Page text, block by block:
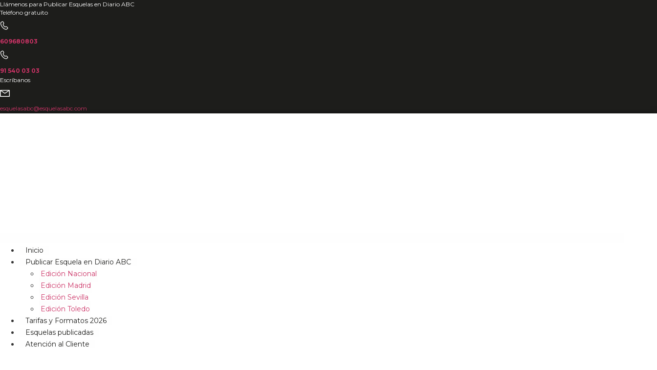
Ir
al
contenido
Llámenos para Publicar Esquelas en Diario ABC
Teléfono gratuito
609680803
91 540 03 03
Escríbanos
esquelasabc@esquelasabc.com
Inicio
Publicar Esquela en Diario ABC
Edición Nacional
Edición Madrid
Edición Sevilla
Edición Toledo
Tarifas y Formatos 2026
Esquelas publicadas
Atención al Cliente